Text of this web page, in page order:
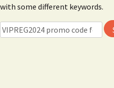
with some different keywords.